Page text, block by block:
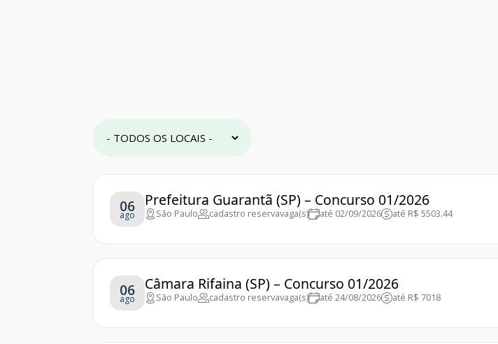
06
ago
Prefeitura Guarantã (SP) – Concurso 01/2026
São Paulo cadastro reservavaga(s) até 02/09/2026 até R$ 5503.44
06
ago
Câmara Rifaina (SP) – Concurso 01/2026
São Paulo cadastro reservavaga(s) até 24/08/2026 até R$ 7018